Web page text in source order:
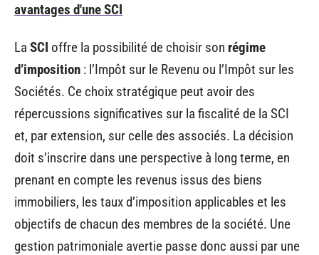
avantages d'une SCI
La SCI offre la possibilité de choisir son régime
d’imposition : l’Impôt sur le Revenu ou l’Impôt sur les
Sociétés. Ce choix stratégique peut avoir des
répercussions significatives sur la fiscalité de la SCI
et, par extension, sur celle des associés. La décision
doit s’inscrire dans une perspective à long terme, en
prenant en compte les revenus issus des biens
immobiliers, les taux d’imposition applicables et les
objectifs de chacun des membres de la société. Une
gestion patrimoniale avertie passe donc aussi par une